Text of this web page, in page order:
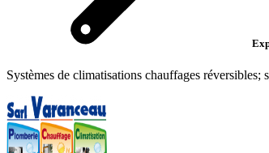
Systèmes de climatisations chauffages